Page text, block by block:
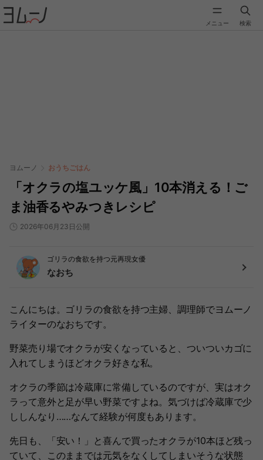
メニュー 検索
ヨムーノ おうちごはん
「オクラの塩ユッケ風」10本消える！ご
ま油香るやみつきレシピ
2026年06月23日公開
ゴリラの食欲を持つ元再現女優
なおち
こんにちは。ゴリラの食欲を持つ主婦、調理師でヨムーノ
ライターのなおちです。
野菜売り場でオクラが安くなっていると、ついついカゴに
入れてしまうほどオクラ好きな私。
オクラの季節は冷蔵庫に常備しているのですが、実はオク
ラって意外と足が早い野菜ですよね。気づけば冷蔵庫で少
ししんなり……なんて経験が何度もあります。
先日も、「安い！」と喜んで買ったオクラが10本ほど残っ
ていて、このままでは元気をなくしてしまいそうな状態